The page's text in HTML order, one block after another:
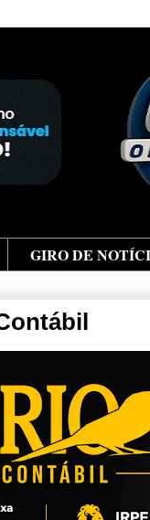
GIRO DE